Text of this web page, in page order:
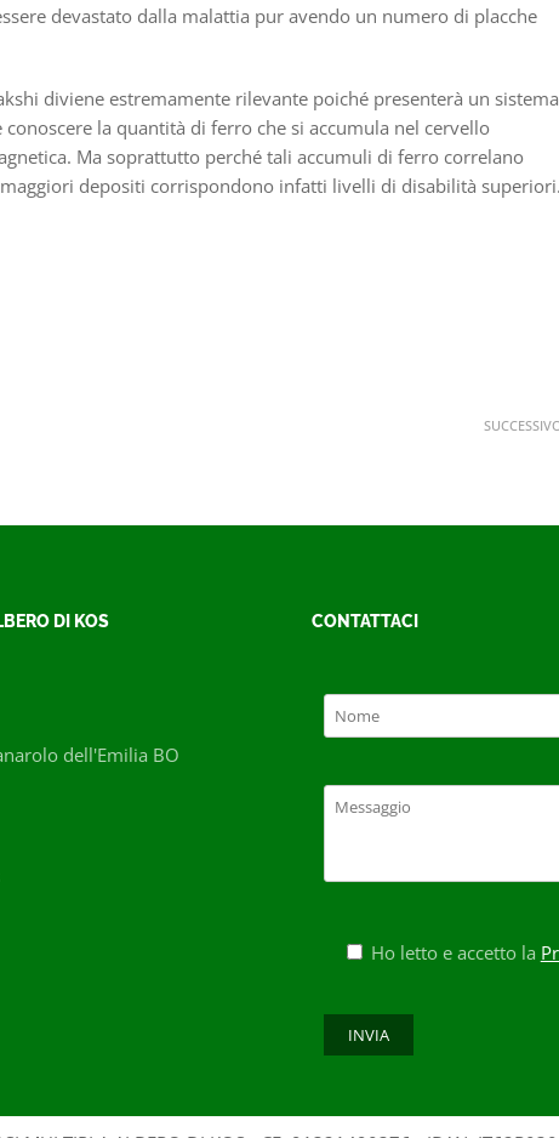
devastato dalla malattia pur avendo un numero di placche
diviene estremamente rilevante poiché presenterà un sistema
la quantità di ferro che si accumula nel cervello
Ma soprattutto perché tali accumuli di ferro correlano
depositi corrispondono infatti livelli di disabilità
DI KOS
dell'Emilia BO
CONTATTACI
Ho letto e accetto la